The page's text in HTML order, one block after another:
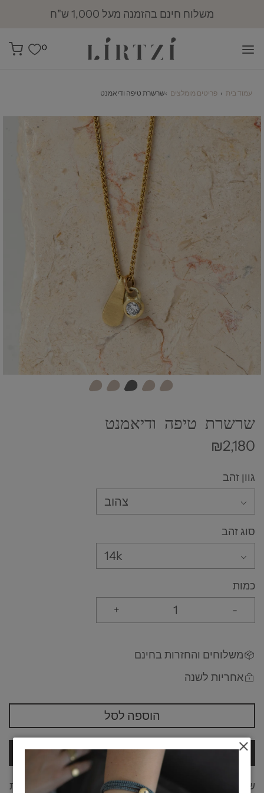
מועדון לירצי: 10% הנחה להזמנה הראשונה
0
עמוד בית › פריטים מומלצים ›שרשרת טיפה ודיאמנט
שרשרת טיפה ודיאמנט
₪2,180
גוון זהב
צהוב
סוג זהב
14k
כמות
-
+
משלוחים והחזרות בחינם
אחריות לשנה
הוספה לסל
לרכישה
שרשרת אלגנטית ועל זמנית. שרשרת הזוגיות, מסמלת את